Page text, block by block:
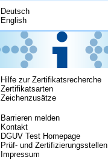
Deutsch
English
Hilfe zur Zertifikatsrecherche
Zertifikatsarten
Zeichenzusätze
Barrieren melden
Kontakt
DGUV Test Homepage
Prüf- und Zertifizierungsstellen
Impressum